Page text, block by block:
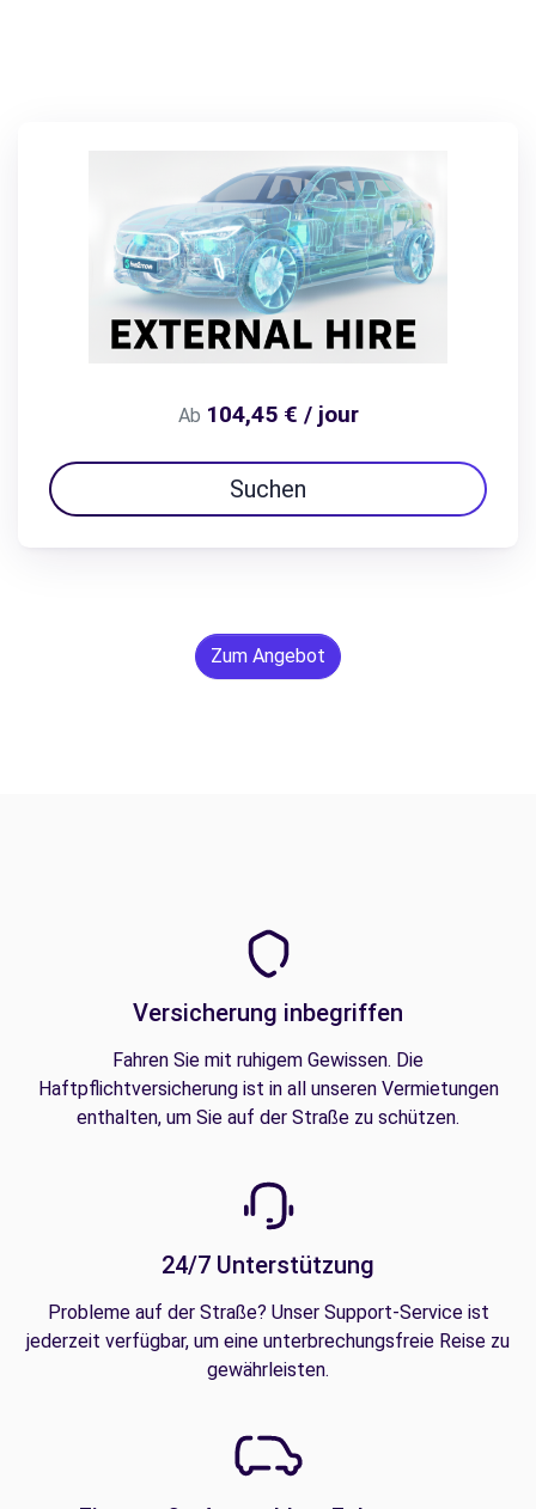
Ab 104,45 € / jour
Suchen
Zum Angebot
Versicherung inbegriffen
Fahren Sie mit ruhigem Gewissen. Die
Haftpflichtversicherung ist in all unseren Vermietungen
enthalten, um Sie auf der Straße zu schützen.
24/7 Unterstützung
Probleme auf der Straße? Unser Support-Service ist
jederzeit verfügbar, um eine unterbrechungsfreie Reise zu
gewährleisten.